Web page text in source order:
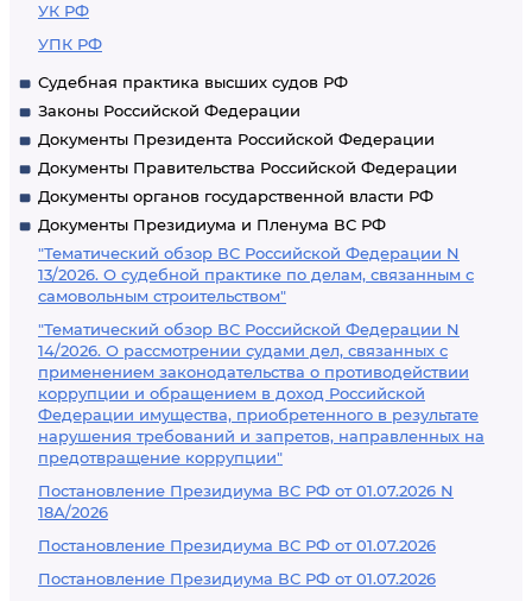
УК РФ
УПК РФ
Судебная практика высших судов РФ
Законы Российской Федерации
Документы Президента Российской Федерации
Документы Правительства Российской Федерации
Документы органов государственной власти РФ
Документы Президиума и Пленума ВС РФ
"Тематический обзор ВС Российской Федерации N
13/2026. О судебной практике по делам, связанным с
самовольным строительством"
"Тематический обзор ВС Российской Федерации N
14/2026. О рассмотрении судами дел, связанных с
применением законодательства о противодействии
коррупции и обращением в доход Российской
Федерации имущества, приобретенного в результате
нарушения требований и запретов, направленных на
предотвращение коррупции"
Постановление Президиума ВС РФ от 01.07.2026 N
18А/2026
Постановление Президиума ВС РФ от 01.07.2026
Постановление Президиума ВС РФ от 01.07.2026